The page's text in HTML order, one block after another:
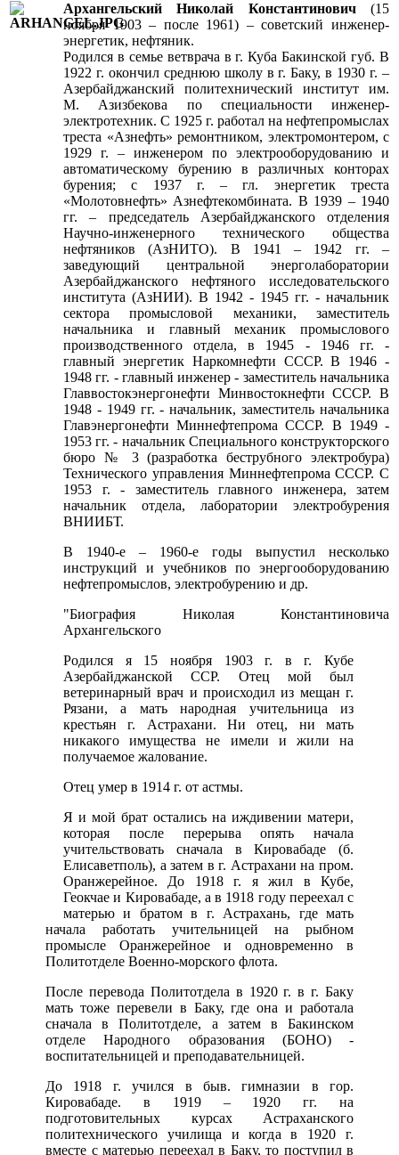
Архангельский Николай Константинович(15
ноября 1903 – после 1961) – советский инженер-
энергетик, нефтяник.
Родился в семье ветврача в г. Куба Бакинской губ. В
1922 г. окончил среднюю школу в г. Баку, в 1930 г. –
Азербайджанский политехнический институт им.
М. Азизбекова по специальности инженер-
электротехник. С 1925 г. работал на нефтепромыслах
треста «Азнефть» ремонтником, электромонтером, с
1929 г. – инженером по электрооборудованию и
автоматическому бурению в различных конторах
бурения; с 1937 г. – гл. энергетик треста
«Молотовнефть» Азнефтекомбината. В 1939 – 1940
гг. – председатель Азербайджанского отделения
Научно-инженерного технического общества
нефтяников (АзНИТО). В 1941 – 1942 гг. –
заведующий центральной энерголаборатории
Азербайджанского нефтяного исследовательского
института (АзНИИ). В 1942 - 1945 гг. - начальник
сектора промысловой механики, заместитель
начальника и главный механик промыслового
производственного отдела, в 1945 - 1946 гг. -
главный энергетик Наркомнефти СССР. В 1946 -
1948 гг. - главный инженер - заместитель начальника
Главвостокэнергонефти Минвостокнефти СССР. В
1948 - 1949 гг. - начальник, заместитель начальника
Главэнергонефти Миннефтепрома СССР. В 1949 -
1953 гг. - начальник Специального конструкторского
бюро № 3 (разработка беструбного электробура)
Технического управления Миннефтепрома СССР. С
1953 г. - заместитель главного инженера, затем
начальник отдела, лаборатории электробурения
ВНИИБТ.
В 1940-е – 1960-е годы выпустил несколько
инструкций и учебников по энергооборудованию
нефтепромыслов, электробурению и др.
"Биография Николая Константиновича
Архангельского
Родился я 15 ноября 1903 г. в г. Кубе
Азербайджанской ССР. Отец мой был
ветеринарный врач и происходил из мещан г.
Рязани, а мать народная учительница из
крестьян г. Астрахани. Ни отец, ни мать
никакого имущества не имели и жили на
получаемое жалование.
Отец умер в 1914 г. от астмы.
Я и мой брат остались на иждивении матери,
которая после перерыва опять начала
учительствовать сначала в Кировабаде (б.
Елисаветполь), а затем в г. Астрахани на пром.
Оранжерейное. До 1918 г. я жил в Кубе,
Геокчае и Кировабаде, а в 1918 году переехал с
матерью и братом в г. Астрахань, где мать
начала работать учительницей на рыбном
промысле Оранжерейное и одновременно в
Политотделе Военно-морского флота.
После перевода Политотдела в 1920 г. в г. Баку
мать тоже перевели в Баку, где она и работала
сначала в Политотделе, а затем в Бакинском
отделе Народного образования (БОНО) -
воспитательницей и преподавательницей.
До 1918 г. учился в быв. гимназии в гор.
Кировабаде. в 1919 – 1920 гг. на
подготовительных курсах Астраханского
политехнического училища и когда в 1920 г.
вместе с матерью переехал в Баку, то поступил в